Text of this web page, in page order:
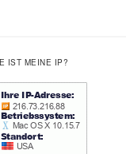
IST MEINE IP?